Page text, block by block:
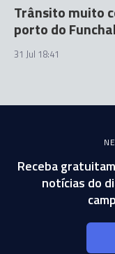
Trânsito muito
porto do Funchal
31 Jul 18:41
Receba
notícias do